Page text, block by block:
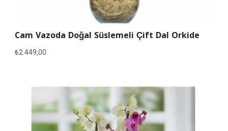
Cam Vazoda Doğal Süslemeli Çift Dal Orkide
₺2.449,00